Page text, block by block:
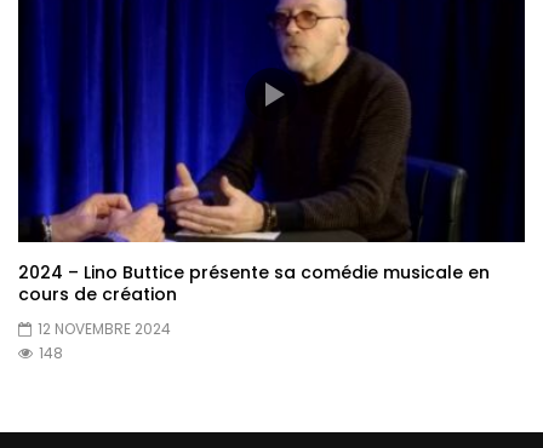
2024 – Lino Buttice présente sa comédie musicale en
cours de création
12 NOVEMBRE 2024
148